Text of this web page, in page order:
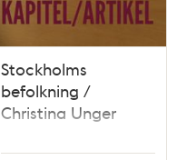
Stockholms
befolkning /
Christina Unger